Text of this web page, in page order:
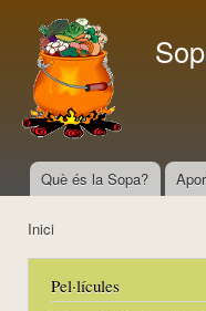
Menú principal
Què és la Sopa?
Inici
Pel·lícules